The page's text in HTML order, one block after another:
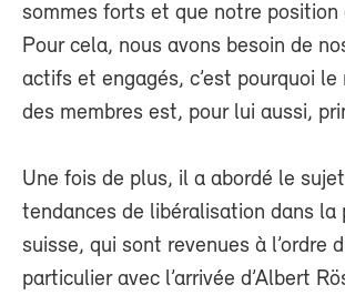
sommes forts et que notre position
Pour cela, nous avons besoin de
actifs et engagés, c’est pourquoi
des membres est, pour lui aussi,
Une fois de plus, il a abordé le
tendances de libéralisation dans la
suisse, qui sont revenues à l’ordre
particulier avec l’arrivée d’Albert